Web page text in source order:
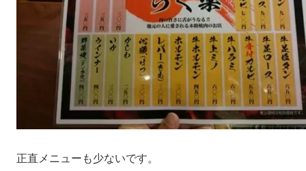
正直メニューも少ないです。